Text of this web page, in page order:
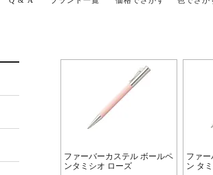
ファーバーカステル ボールペ
ンタミシオ ローズ
ファ
ン タ